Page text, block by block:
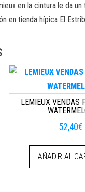
en la cintura le da
en tienda hípica El
LEMIEUX VENDAS
52,40€
AÑADIR AL